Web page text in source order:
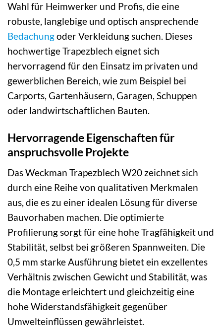
Wahl für Heimwerker und Profis, die eine
robuste, langlebige und optisch ansprechende
Bedachungoder Verkleidung suchen. Dieses
hochwertige Trapezblech eignet sich
hervorragend für den Einsatz im privaten und
gewerblichen Bereich, wie zum Beispiel bei
Carports, Gartenhäusern, Garagen, Schuppen
oder landwirtschaftlichen Bauten.
Hervorragende Eigenschaften für
anspruchsvolle Projekte
Das Weckman Trapezblech W20 zeichnet sich
durch eine Reihe von qualitativen Merkmalen
aus, die es zu einer idealen Lösung für diverse
Bauvorhaben machen. Die optimierte
Profilierung sorgt für eine hohe Tragfähigkeit und
Stabilität, selbst bei größeren Spannweiten. Die
0,5 mm starke Ausführung bietet ein exzellentes
Verhältnis zwischen Gewicht und Stabilität, was
die Montage erleichtert und gleichzeitig eine
hohe Widerstandsfähigkeit gegenüber
Umwelteinflüssen gewährleistet.